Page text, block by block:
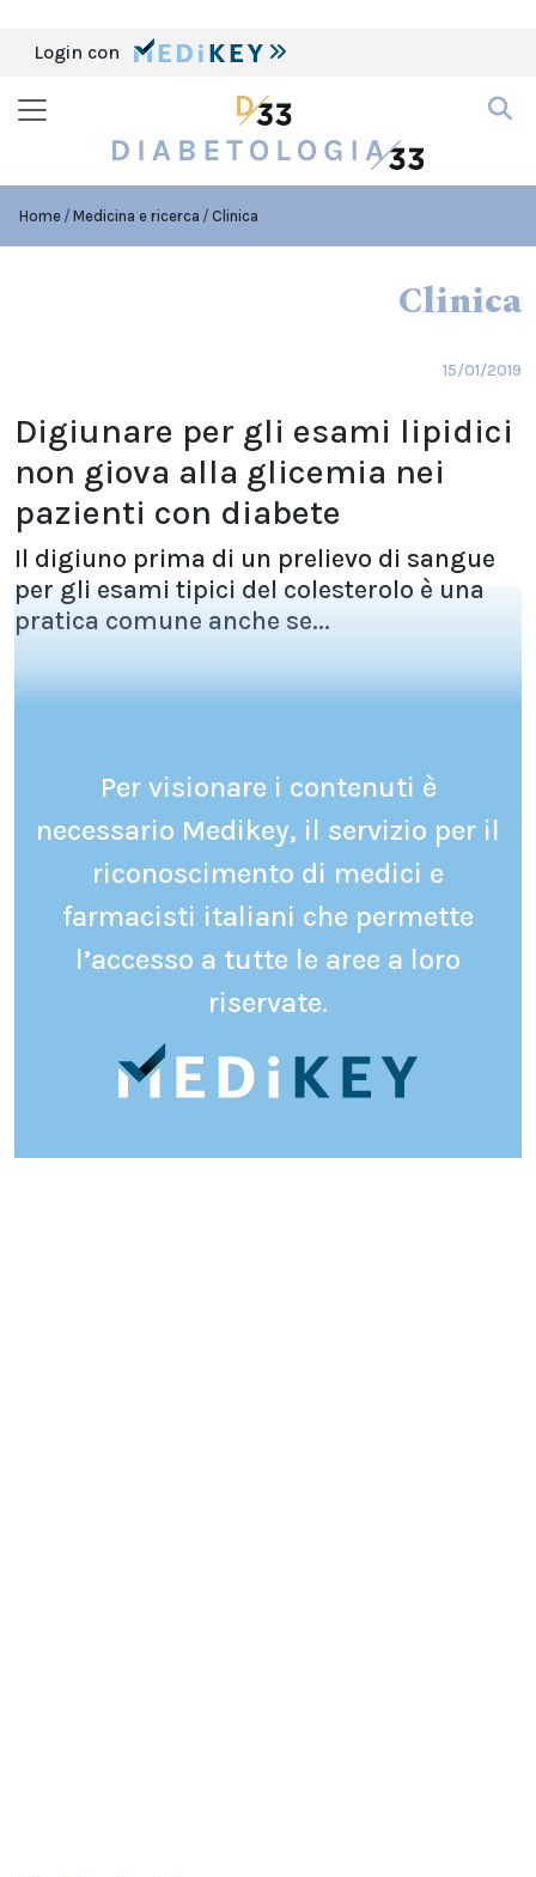
Login con
Home Medicina e ricerca Clinica
Clinica
15/01/2019
Digiunare per gli esami lipidici
non giova alla glicemia nei
pazienti con diabete
Il digiuno prima di un prelievo di sangue
per gli esami tipici del colesterolo è una
pratica comune anche se...
Per visionare i contenuti è
necessario Medikey, il servizio per il
riconoscimento di medici e
farmacisti italiani che permette
l’accesso a tutte le aree a loro
riservate.